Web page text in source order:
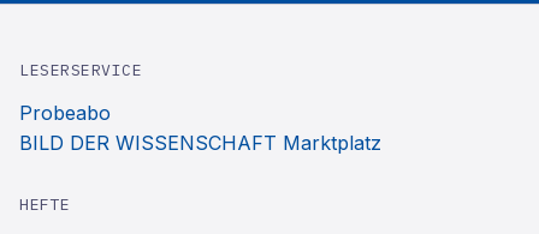
LESERSERVICE
Probeabo
BILD DER WISSENSCHAFT Marktplatz
HEFTE